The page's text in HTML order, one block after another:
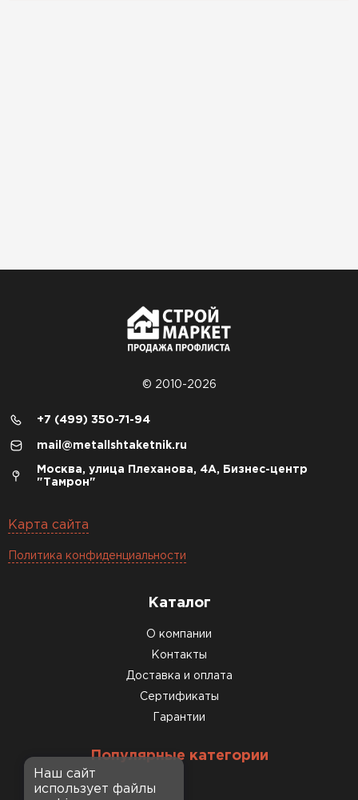
© 2010-2026
+7 (499) 350-71-94
mail@metallshtaketnik.ru
Москва, улица Плеханова, 4А, Бизнес-центр
"Тамрон"
Карта сайта
Политика конфиденциальности
Каталог
О компании
Контакты
Доставка и оплата
Сертификаты
Гарантии
Популярные категории
Наш сайт
использует файлы